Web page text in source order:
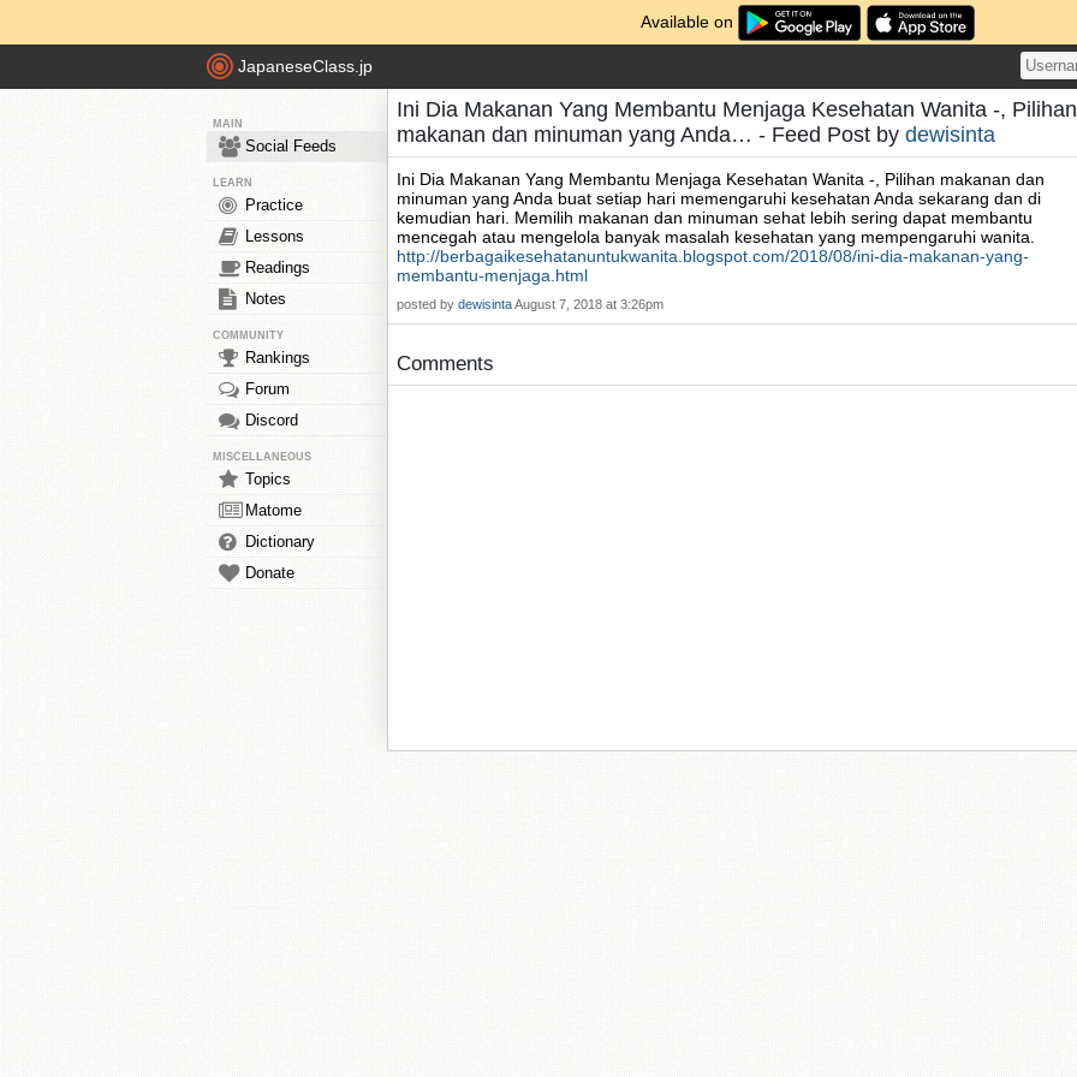
Available on
JapaneseClass.jp
MAIN
Social Feeds
LEARN
Practice
Lessons
Readings
Notes
COMMUNITY
Rankings
Forum
Discord
MISCELLANEOUS
Topics
Matome
Dictionary
Donate
Ini Dia Makanan Yang Membantu Menjaga Kesehatan Wanita -, Pilihan
makanan dan minuman yang Anda… - Feed Post by dewisinta
Ini Dia Makanan Yang Membantu Menjaga Kesehatan Wanita -, Pilihan makanan dan
minuman yang Anda buat setiap hari memengaruhi kesehatan Anda sekarang dan di
kemudian hari. Memilih makanan dan minuman sehat lebih sering dapat membantu
mencegah atau mengelola banyak masalah kesehatan yang mempengaruhi wanita.
http://berbagaikesehatanuntukwanita.blogspot.com/2018/08/ini-dia-makanan-yang-
membantu-menjaga.html
posted by dewisintaAugust 7, 2018 at 3:26pm
Comments